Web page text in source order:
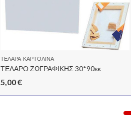
ΤΕΛΆΡΑ-ΚΑΡΤΟΛΊΝΑ
ΤΕΛΑΡΟ ΖΩΓΡΑΦΙΚΗΣ 30*90εκ
5,00€